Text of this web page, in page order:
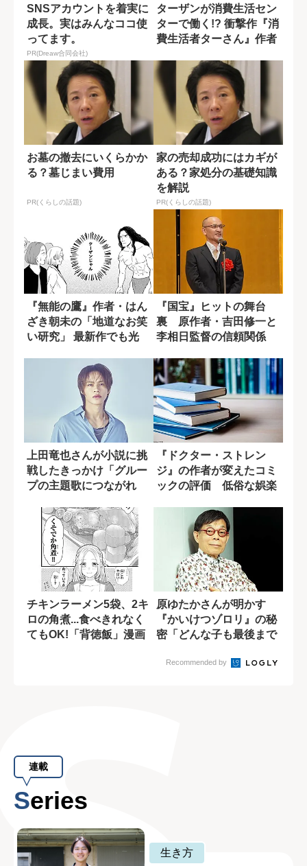
SNSアカウントを着実に
成長。実はみんなココ使
ってます。
PR(Dreaw合同会社)
ターザンが消費生活セン
ターで働く!? 衝撃作『消
費生活者ターさん』作者
お墓の撤去にいくらかか
る？墓じまい費用
PR(くらしの話題)
家の売却成功にはカギが
ある？家処分の基礎知識
を解説
PR(くらしの話題)
『無能の鷹』作者・はん
ざき朝未の「地道なお笑
い研究」 最新作でも光
『国宝』ヒットの舞台
裏 原作者・吉田修一と
李相日監督の信頼関係
上田竜也さんが小説に挑
戦したきっかけ「グルー
プの主題歌につながれ
『ドクター・ストレン
ジ』の作者が変えたコミ
ックの評価 低俗な娯楽
チキンラーメン5袋、2キ
ロの角煮...食べきれなく
てもOK!「背徳飯」漫画
原ゆたかさんが明かす
『かいけつゾロリ』の秘
密「どんな子も最後まで
Recommended by
連載
Series
生き方